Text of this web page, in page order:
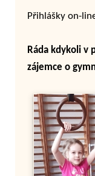
Přihlášky on-
Ráda kdykoli v
zájemce o